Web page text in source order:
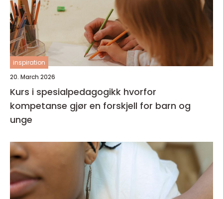
inspiration
20. March 2026
Kurs i spesialpedagogikk hvorfor
kompetanse gjør en forskjell for barn og
unge